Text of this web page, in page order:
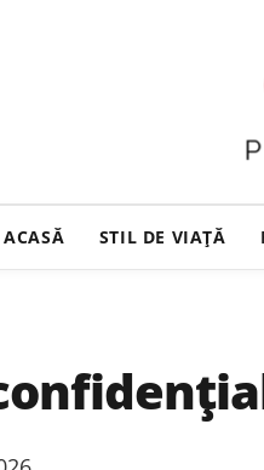
ACASĂ STIL DE VIAȚĂ